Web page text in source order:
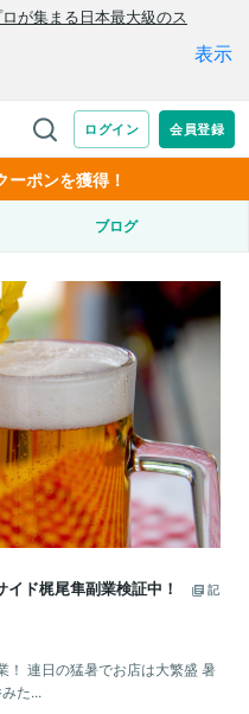
ポンを獲得！
ブログ
ド梶尾隼副業検証中！
記
連日の猛暑でお店は大繁盛 暑
た...